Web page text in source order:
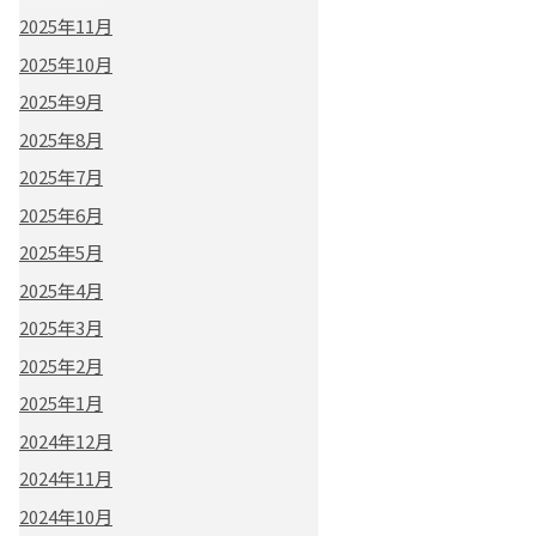
2025年11月
2025年10月
2025年9月
2025年8月
2025年7月
2025年6月
2025年5月
2025年4月
2025年3月
2025年2月
2025年1月
2024年12月
2024年11月
2024年10月